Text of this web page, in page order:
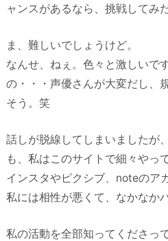
ャンスがあるなら、挑戦してみ
ま、難しいでしょうけど。
なんせ、ねぇ。色々と激しいで
の・・・声優さんが大変だし、
そう。笑
話しが脱線してしまいましたが
も、私はこのサイトで細々やっ
インスタやピクシブ、noteのア
私には相性が悪くて、なかなか
私の活動を全部知ってくださっ